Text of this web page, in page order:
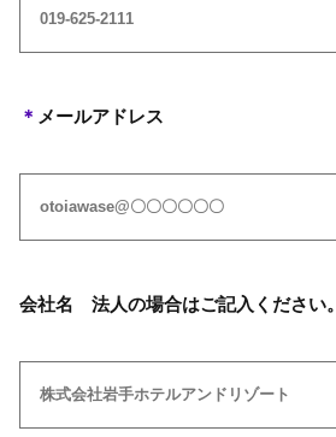
＊ メールアドレス
会社名 法人の場合はご記入ください。